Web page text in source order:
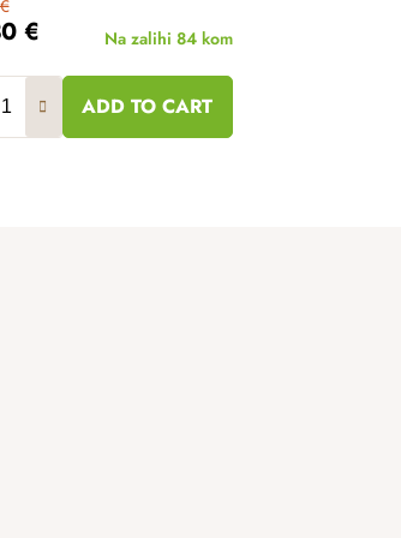
€
Na zalihi 84 kom
ADD TO CART